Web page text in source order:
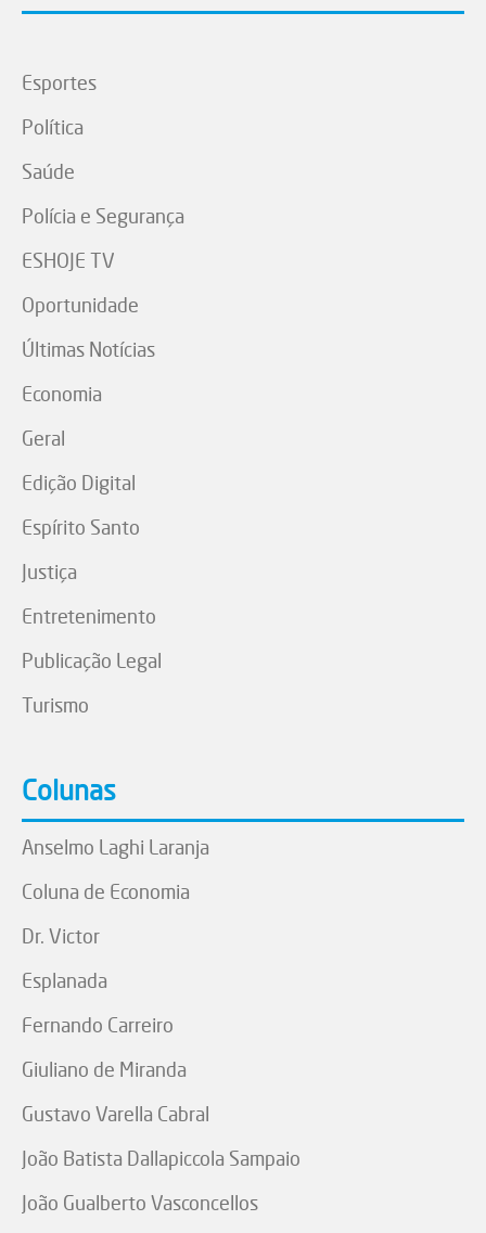
Esportes
Política
Saúde
Polícia e Segurança
ESHOJE TV
Oportunidade
Últimas Notícias
Economia
Geral
Edição Digital
Espírito Santo
Justiça
Entretenimento
Publicação Legal
Turismo
Colunas
Anselmo Laghi Laranja
Coluna de Economia
Dr. Victor
Esplanada
Fernando Carreiro
Giuliano de Miranda
Gustavo Varella Cabral
João Batista Dallapiccola Sampaio
João Gualberto Vasconcellos